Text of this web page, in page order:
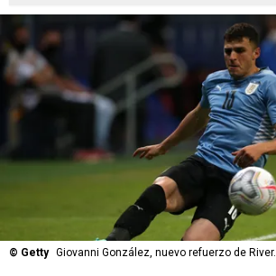
© Getty Giovanni González, nuevo refuerzo de River.